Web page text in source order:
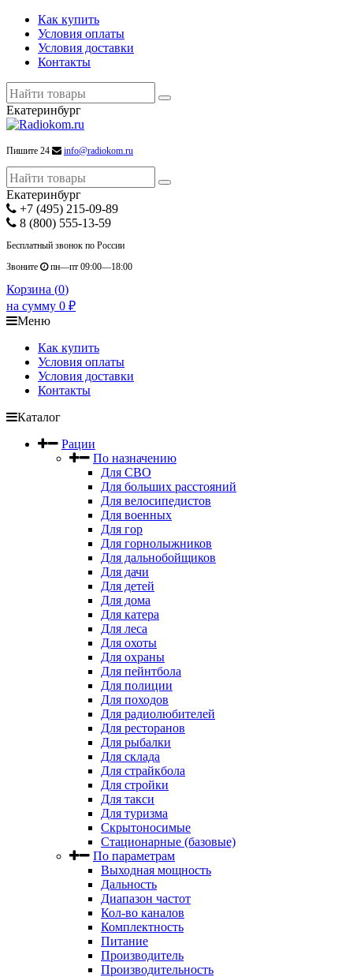
Как купить
Условия оплаты
Условия доставки
Контакты
Екатеринбург
Пишите 24 info@radiokom.ru
Екатеринбург
+7 (495) 215-09-89
8 (800) 555-13-59
Бесплатный звонок по России
Звоните
пн—пт 09:00—18:00
Корзина (0)
на сумму 0 ₽
Меню
Как купить
Условия оплаты
Условия доставки
Контакты
Каталог
Рации
По назначению
Для СВО
Для больших расстояний
Для велосипедистов
Для военных
Для гор
Для горнолыжников
Для дальнобойщиков
Для дачи
Для детей
Для дома
Для катера
Для леса
Для охоты
Для охраны
Для пейнтбола
Для полиции
Для походов
Для радиолюбителей
Для ресторанов
Для рыбалки
Для склада
Для страйкбола
Для стройки
Для такси
Для туризма
Скрытоносимые
Стационарные (базовые)
По параметрам
Выходная мощность
Дальность
Диапазон частот
Кол-во каналов
Комплектность
Питание
Производитель
Производительность